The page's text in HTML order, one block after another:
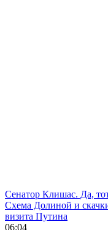
Сенатор Клишас. Да,
Схема Долиной и
визита Путина
06:04